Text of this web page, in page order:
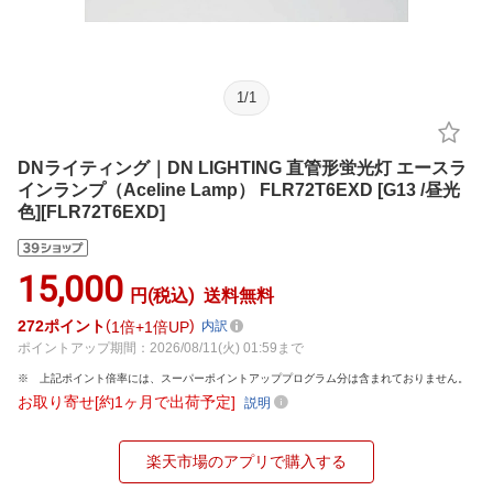
1 /1
DNライティング｜DN LIGHTING 直管形蛍光灯 エースラ
インランプ（Aceline Lamp） FLR72T6EXD [G13 /昼光
色][FLR72T6EXD]
15,000 円(税込) 送料無料
272ポイント 1倍 1倍UP
内訳
ポイントアップ期間：2026/08/11(火) 01:59まで
上記ポイント倍率には、スーパーポイントアッププログラム分は含まれておりません。
お取り寄せ[約1ヶ月で出荷予定] 説明
楽天市場のアプリで購入する